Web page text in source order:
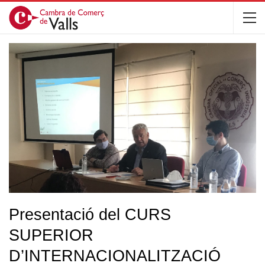
Presentació del CURS
SUPERIOR
D’INTERNACIONALITZACIÓ